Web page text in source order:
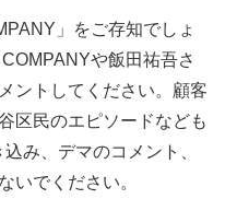
」をご存知でしょ
や飯田祐吾さ
ントしてください。顧客
区民のエピソードなども
み、デマのコメント、
いでください。